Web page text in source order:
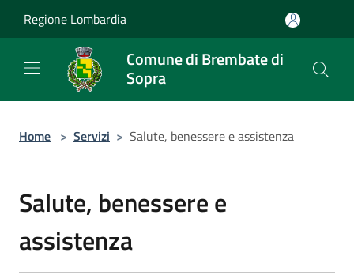
Regione Lombardia
Comune di Brembate di
Sopra
Home > Servizi > Salute, benessere e assistenza
Salute, benessere e
assistenza